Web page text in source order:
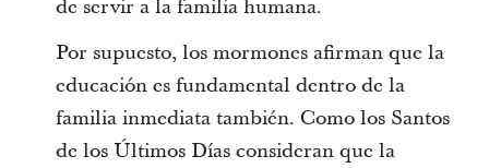
de servir a la familia humana.
Por supuesto, los mormones afirman que la
educación es fundamental dentro de la
familia inmediata también. Como los Santos
de los Últimos Días consideran que la